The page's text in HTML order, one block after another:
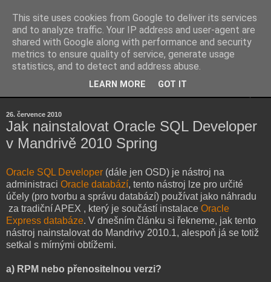
Kubův blog
...osobní blog Jakuba Šenka...
26. července 2010
Jak nainstalovat Oracle SQL Developer
v Mandrivě 2010 Spring
Oracle SQL Developer (dále jen OSD) je nástroj na
administraci Oracle databází, tento nástroj lze pro určité
účely (pro tvorbu a správu databází) používat jako náhradu
za tradiční APEX , který je součástí instalace Oracle
Express databáze. V dnešním článku si řekneme, jak tento
nástroj nainstalovat do Mandrivy 2010.1, alespoň já se totiž
setkal s mírnými obtížemi.
a) RPM nebo přenositelnou verzi?
This site uses cookies from Google to deliver its services
and to analyze traffic. Your IP address and user-agent are
shared with Google along with performance and security
metrics to ensure quality of service, generate usage
statistics, and to detect and address abuse.
LEARN MORE GOT IT